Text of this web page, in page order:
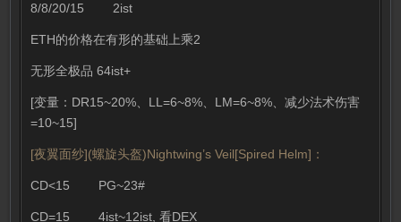
8/8/20/15 2ist
ETH的价格在有形的基础上乘2
无形全极品 64ist+
[变量：DR15~20%、LL=6~8%、LM=6~8%、减少法术伤害
=10~15]
[夜翼面纱](螺旋头盔)Nightwing’s Veil[Spired Helm]：
CD<15 PG~23#
CD=15 4ist~12ist, 看DEX